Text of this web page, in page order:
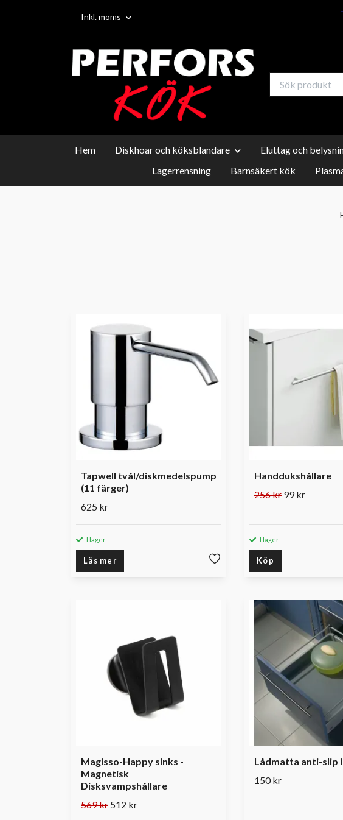
Inkl. moms
Hem Diskhoar och köksblandare Eluttag och
Lagerrensning
Barnsäkert kök
Tapwell tvål/diskmedelspump
(11 färger)
625 kr
I lager
Läs mer
Handdukshållare
256 kr 99 kr
I lager
Köp
Magisso-Happy sinks -
Magnetisk
Disksvampshållare
569 kr 512 kr
Lådmatta anti-slip
150 kr